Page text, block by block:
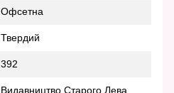
Офсетна
Твердий
392
Видавництво Старого Лева